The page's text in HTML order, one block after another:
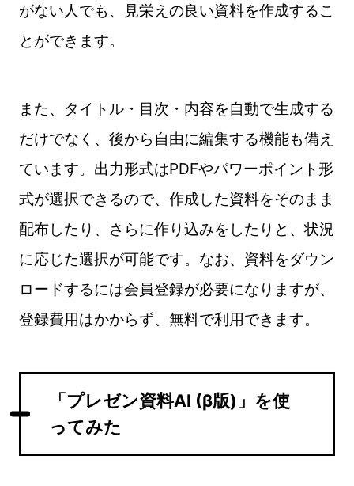
がない人でも、見栄えの良い資料を作成するこ
とができます。
また、タイトル・目次・内容を自動で生成する
だけでなく、後から自由に編集する機能も備え
ています。出力形式はPDFやパワーポイント形
式が選択できるので、作成した資料をそのまま
配布したり、さらに作り込みをしたりと、状況
に応じた選択が可能です。なお、資料をダウン
ロードするには会員登録が必要になりますが、
登録費用はかからず、無料で利用できます。
「プレゼン資料AI (β版)」を使
ってみた